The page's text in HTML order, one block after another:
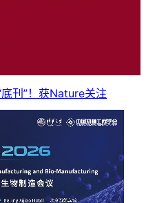
刊”！获Nature关注